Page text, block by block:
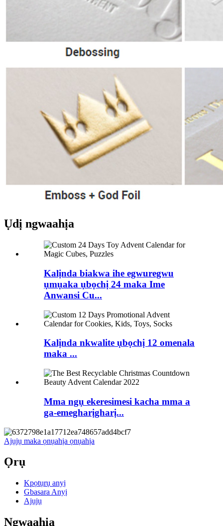
Ụdị ngwaahịa
Kalịnda biakwa ihe egwuregwu
ụmụaka ụbọchị 24 maka Ime
Anwansi Cu...
Kalịnda nkwalite ụbọchị 12 omenala
maka ...
Mma ngụ ekeresimesi kacha mma a
ga-emegharịgharị...
Ajụjụ maka ọnụahịa ọnụahịa
Ọrụ
Kpọtụrụ anyị
Gbasara Anyị
Ajụjụ
Ngwaahịa